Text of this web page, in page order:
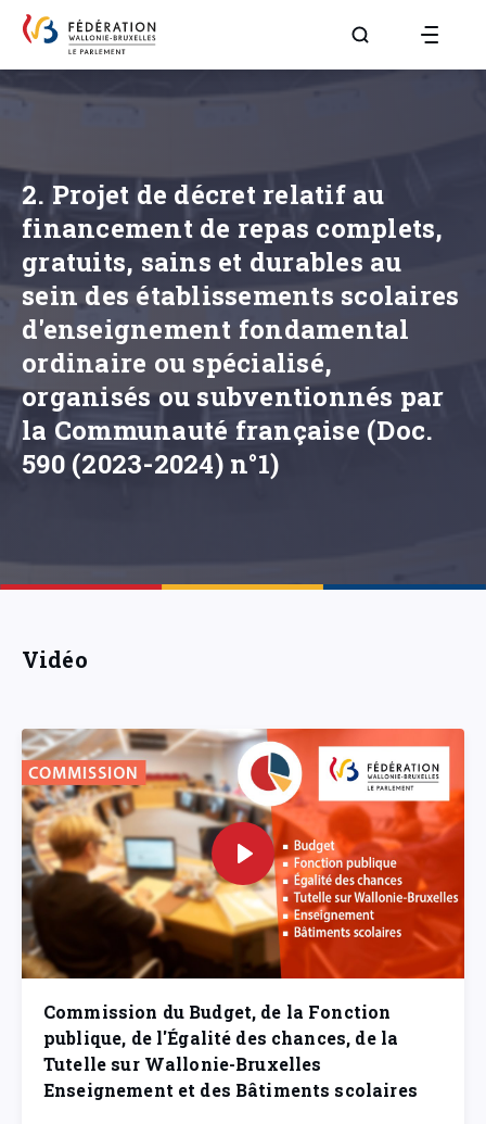
Aller à la page
2. Projet de décret relatif au
financement de repas complets,
gratuits, sains et durables au
sein des établissements scolaires
d'enseignement fondamental
ordinaire ou spécialisé,
organisés ou subventionnés par
la Communauté française (Doc.
590 (2023-2024) n°1)
Vidéo
Commission du Budget, de la Fonction
publique, de l'Égalité des chances, de la
Tutelle sur Wallonie-Bruxelles
Enseignement et des Bâtiments scolaires